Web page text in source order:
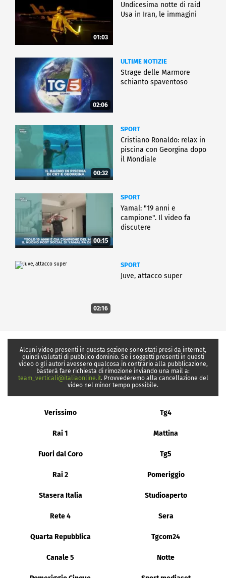
01:03
Undicesima notte di raid
Usa in Iran, le immagini
02:06
ULTIME NOTIZIE
Strage delle Marmore
schianto spaventoso
00:32
SPORT
Cristiano Ronaldo: relax in
piscina con Georgina dopo
il Mondiale
00:15
SPORT
Yamal: "19 anni e
campione". Il video fa
discutere
02:16
SPORT
Juve, attacco super
Alcuni video presenti in questa sezione sono stati presi da internet,
quindi valutati di pubblico dominio. Se i soggetti presenti in questi
video o gli autori avessero qualcosa in contrario alla pubblicazione,
basterà fare richiesta di rimozione inviando una mail a:
team_verticali@italiaonline.it. Provvederemo alla cancellazione del
video nel minor tempo possibile.
Verissimo Tg4
Rai 1 Mattina
Fuori dal Coro Tg5
Rai 2 Pomeriggio
Stasera Italia Studioaperto
Rete 4 Sera
Quarta Repubblica Tgcom24
Canale 5 Notte